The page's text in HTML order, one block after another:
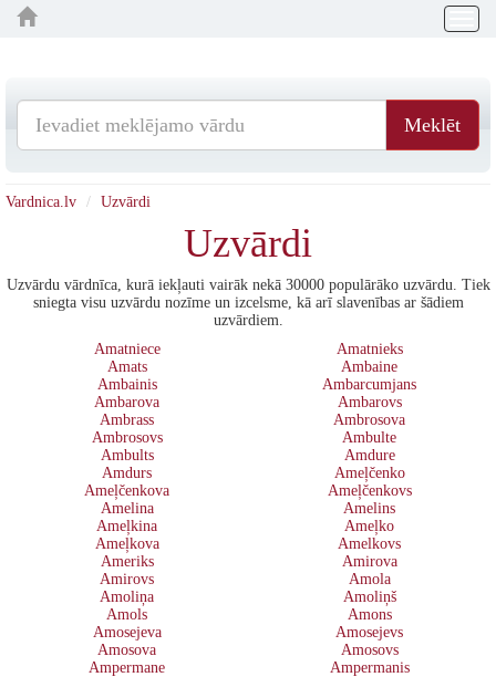
Meklēt
Vardnica.lv Uzvārdi
Uzvārdi
Uzvārdu vārdnīca, kurā iekļauti vairāk nekā 30000 populārāko uzvārdu. Tiek
sniegta visu uzvārdu nozīme un izcelsme, kā arī slavenības ar šādiem
uzvārdiem.
Amatniece
Amatnieks
Amats
Ambaine
Ambainis
Ambarcumjans
Ambarova
Ambarovs
Ambrass
Ambrosova
Ambrosovs
Ambulte
Ambults
Amdure
Amdurs
Ameļčenko
Ameļčenkova
Ameļčenkovs
Amelina
Amelins
Ameļkina
Ameļko
Ameļkova
Amelkovs
Ameriks
Amirova
Amirovs
Amola
Amoliņa
Amoliņš
Amols
Amons
Amosejeva
Amosejevs
Amosova
Amosovs
Ampermane
Ampermanis